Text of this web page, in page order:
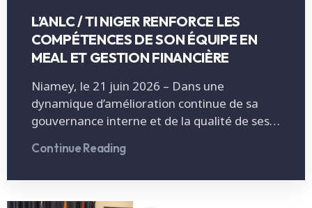
L’ANLC / TI NIGER RENFORCE LES
COMPÉTENCES DE SON ÉQUIPE EN
MEAL ET GESTION FINANCIÈRE
Niamey, le 21 juin 2026 – Dans une
dynamique d’amélioration continue de sa
gouvernance interne et de la qualité de ses…
Continue Reading